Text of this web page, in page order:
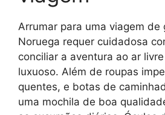
Arrumar para uma viagem de
Noruega requer cuidadosa
conciliar a aventura ao ar
luxuoso. Além de roupas
quentes, e botas de
uma mochila de boa